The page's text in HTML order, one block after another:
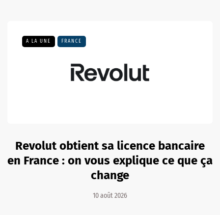
A LA UNE FRANCE
Revolut obtient sa licence bancaire
en France : on vous explique ce que ça
change
10 août 2026